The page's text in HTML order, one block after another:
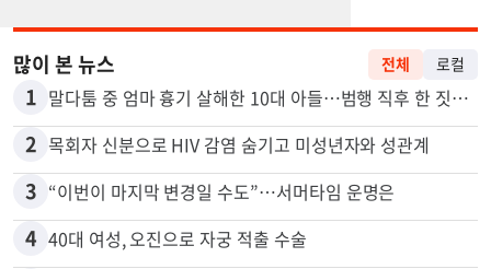
많이 본 뉴스 전체 로컬
1 말다툼 중 엄마 흉기 살해한 10대 아들…범행 직후 한 짓 충격
2 목회자 신분으로 HIV 감염 숨기고 미성년자와 성관계
3 “이번이 마지막 변경일 수도”…서머타임 운명은
4 40대 여성, 오진으로 자궁 적출 수술